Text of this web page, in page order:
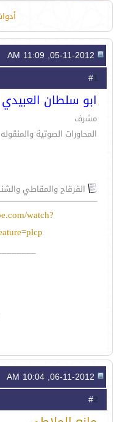
1
ابو سلطان العبيدي
مشرف
المحاورات الصوتية والمنقوله
القرقاح والمقاطي
watch?
2